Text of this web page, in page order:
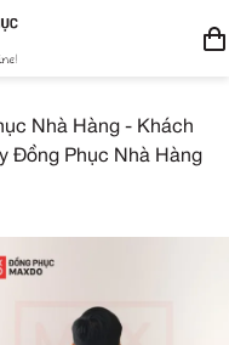
Nhà Hàng - Khách
Đồng Phục Nhà Hàng